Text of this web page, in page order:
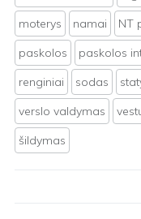
moterys
namai NT
paskolos
paskolos
renginiai
sodas
verslo valdymas
šildymas